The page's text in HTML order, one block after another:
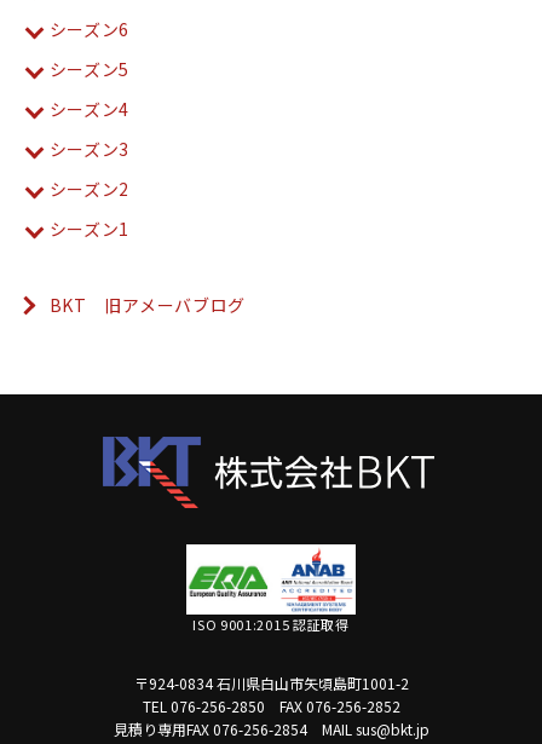
シーズン6
シーズン5
シーズン4
シーズン3
シーズン2
シーズン1
BKT 旧アメーバブログ
ISO 9001:2015 認証取得
〒924-0834 石川県白山市矢頃島町1001-2
TEL 076-256-2850
FAX 076-256-2852
見積り専用FAX 076-256-2854
MAIL sus@bkt.jp